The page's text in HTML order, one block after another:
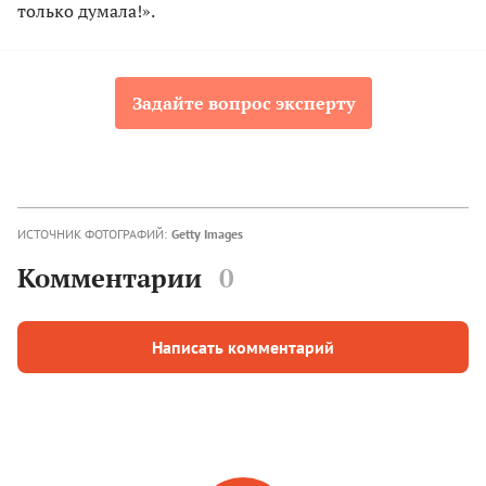
только думала!».
Задайте вопрос эксперту
ИСТОЧНИК ФОТОГРАФИЙ: Getty Images
Комментарии 0
Написать комментарий